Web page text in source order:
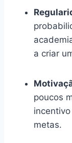
a criar
poucos
metas.